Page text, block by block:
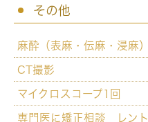
その他
麻酔（表麻・伝麻・浸麻）
CT撮影
マイクロスコープ1回
専門医に矯正相談 レント